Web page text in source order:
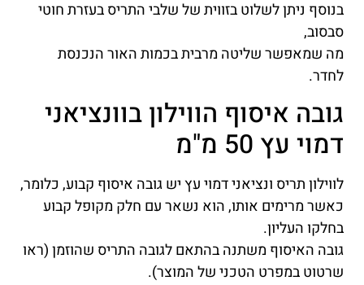
בנוסף ניתן לשלוט בזווית של שלבי התריס בעזרת חוטי
סבסוב,
מה שמאפשר שליטה מרבית בכמות האור הנכנסת
לחדר.
גובה איסוף הווילון בוונציאני
דמוי עץ 50 מ"מ
לווילון תריס ונציאני דמוי עץ יש גובה איסוף קבוע, כלומר,
כאשר מרימים אותו, הוא נשאר עם חלק מקופל קבוע
בחלקו העליון.
גובה האיסוף משתנה בהתאם לגובה התריס שהוזמן (ראו
שרטוט במפרט הטכני של המוצר).